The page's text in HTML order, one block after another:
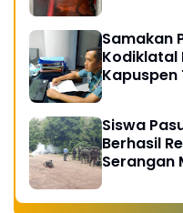
Samakan
Kodiklatal
Kapuspen
Siswa
Berhasil
Serangan